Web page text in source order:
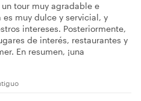
tour muy agradable e
muy dulce y servicial, y
intereses. Posteriormente,
de interés, restaurantes y
En resumen, ¡una